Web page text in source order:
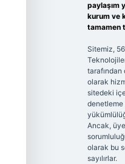
paylaşım
kurum ve
tamamen
Sitemiz,
tarafından
olarak
sitedeki
denetleme
Ancak,
olarak bu
sayılırlar.